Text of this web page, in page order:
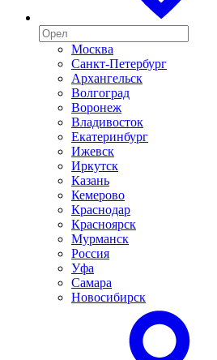
Москва
Санкт-Петербург
Архангельск
Волгоград
Воронеж
Владивосток
Екатеринбург
Ижевск
Иркутск
Казань
Кемерово
Краснодар
Красноярск
Мурманск
Россия
Уфа
Самара
Новосибирск